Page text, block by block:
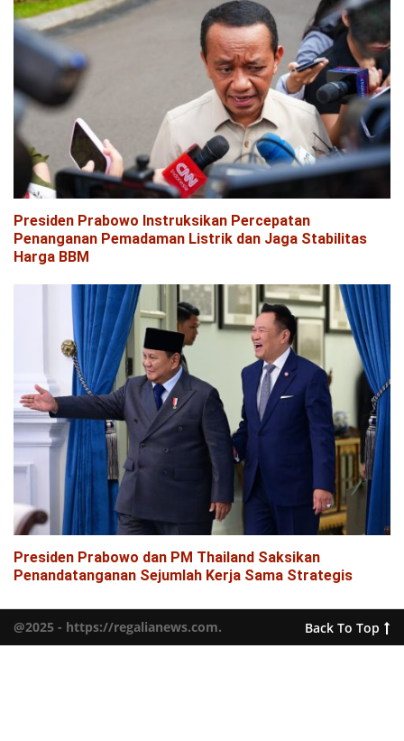
Presiden Prabowo Instruksikan Percepatan
Penanganan Pemadaman Listrik dan Jaga Stabilitas
Harga BBM
Presiden Prabowo dan PM Thailand Saksikan
Penandatanganan Sejumlah Kerja Sama Strategis
@2025 - https://regalianews.com. Back To Top